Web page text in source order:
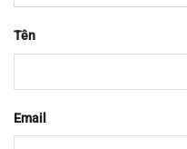
Tên
Email